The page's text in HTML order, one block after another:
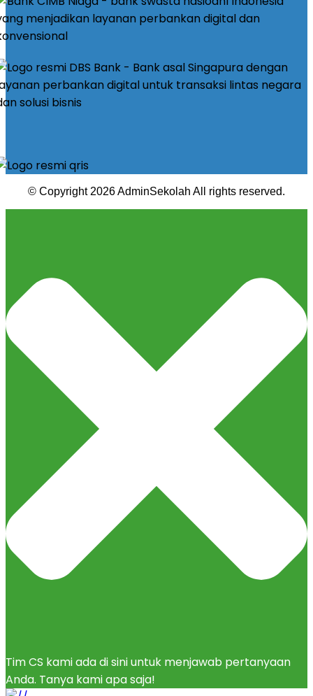
© Copyright 2026 AdminSekolah All rights reserved.
Tim CS kami ada di sini untuk menjawab pertanyaan
Anda. Tanya kami apa saja!